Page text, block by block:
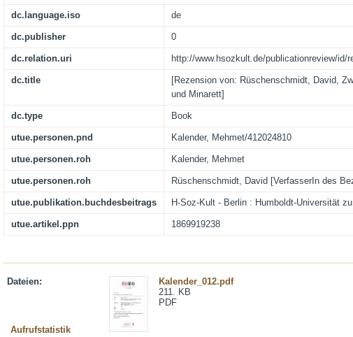
dc.language.iso de
dc.publisher 0
dc.relation.uri http://www.hsozkult.de/publicationreview/id/
dc.title
[Rezension von: Rüschenschmidt, David,
und Minarett]
dc.type Book
utue.personen.pnd Kalender, Mehmet/412024810
utue.personen.roh Kalender, Mehmet
utue.personen.roh Rüschenschmidt, David [VerfasserIn des
utue.publikation.buchdesbeitrags H-Soz-Kult - Berlin : Humboldt-Universität
utue.artikel.ppn 1869919238
Dateien:
Kalender_012.pdf
211. KB
PDF
Aufrufstatistik